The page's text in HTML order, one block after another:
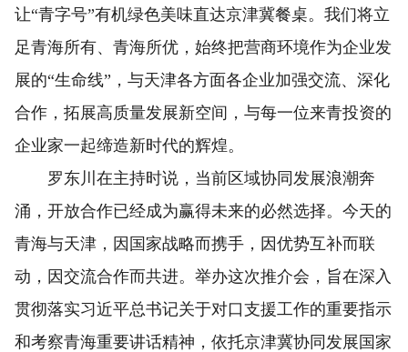
让“青字号”有机绿色美味直达京津冀餐桌。我们将立
足青海所有、青海所优，始终把营商环境作为企业发
展的“生命线”，与天津各方面各企业加强交流、深化
合作，拓展高质量发展新空间，与每一位来青投资的
企业家一起缔造新时代的辉煌。
罗东川在主持时说，当前区域协同发展浪潮奔
涌，开放合作已经成为赢得未来的必然选择。今天的
青海与天津，因国家战略而携手，因优势互补而联
动，因交流合作而共进。举办这次推介会，旨在深入
贯彻落实习近平总书记关于对口支援工作的重要指示
和考察青海重要讲话精神，依托京津冀协同发展国家